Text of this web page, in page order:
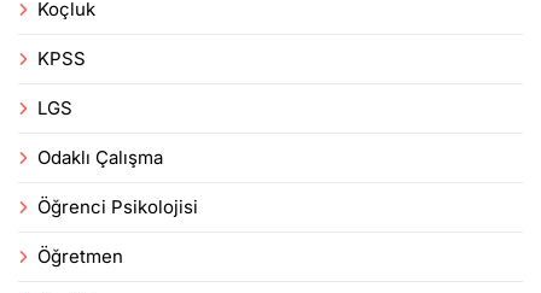
Koçluk
KPSS
LGS
Odaklı Çalışma
Öğrenci Psikolojisi
Öğretmen